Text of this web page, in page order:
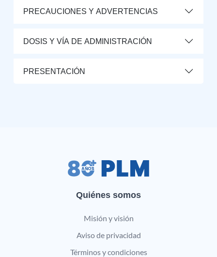
PRECAUCIONES Y ADVERTENCIAS
DOSIS Y VÍA DE ADMINISTRACIÓN
PRESENTACIÓN
Quiénes somos
Misión y visión
Aviso de privacidad
Términos y condiciones